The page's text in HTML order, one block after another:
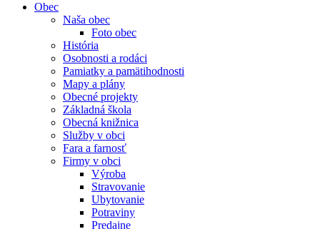
Obec
Naša obec
Foto obec
História
Osobnosti a rodáci
Pamiatky a pamätihodnosti
Mapy a plány
Obecné projekty
Základná škola
Obecná knižnica
Služby v obci
Fara a farnosť
Firmy v obci
Výroba
Stravovanie
Ubytovanie
Potraviny
Predajne